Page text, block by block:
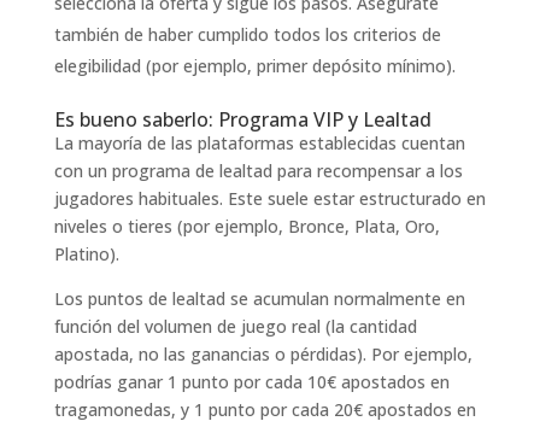
también de haber cumplido todos los criterios de
elegibilidad (por ejemplo, primer depósito mínimo).
Es bueno saberlo: Programa VIP y Lealtad
La mayoría de las plataformas establecidas cuentan
con un programa de lealtad para recompensar a los
jugadores habituales. Este suele estar estructurado en
niveles o tieres (por ejemplo, Bronce, Plata, Oro,
Platino).
Los puntos de lealtad se acumulan normalmente en
función del volumen de juego real (la cantidad
apostada, no las ganancias o pérdidas). Por ejemplo,
podrías ganar 1 punto por cada 10€ apostados en
tragamonedas, y 1 punto por cada 20€ apostados en